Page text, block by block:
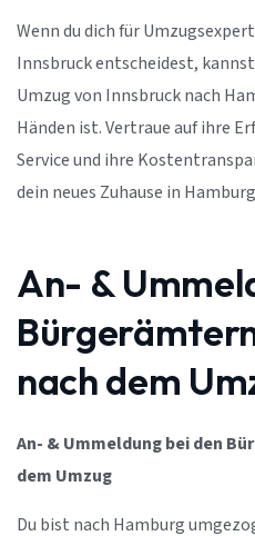
Wenn du dich für
Innsbruck entscheidest, kannst
Umzug von Innsbruck nach
Händen ist. Vertraue auf ihre
Service und ihre
dein neues Zuhause in
An- &
nach dem
An- & Ummeldung bei den
dem Umzug
Du bist nach Hamburg